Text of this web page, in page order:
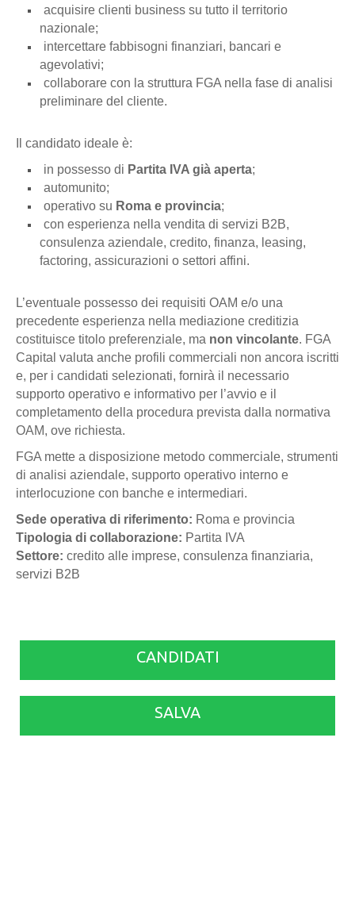
acquisire clienti business su tutto il territorio
nazionale;
intercettare fabbisogni finanziari, bancari e
agevolativi;
collaborare con la struttura FGA nella fase di analisi
preliminare del cliente.
Il candidato ideale è:
in possesso di Partita IVA già aperta;
automunito;
operativo su Roma e provincia;
con esperienza nella vendita di servizi B2B,
consulenza aziendale, credito, finanza, leasing,
factoring, assicurazioni o settori affini.
L’eventuale possesso dei requisiti OAM e/o una
precedente esperienza nella mediazione creditizia
costituisce titolo preferenziale, ma non vincolante. FGA
Capital valuta anche profili commerciali non ancora iscritti
e, per i candidati selezionati, fornirà il necessario
supporto operativo e informativo per l’avvio e il
completamento della procedura prevista dalla normativa
OAM, ove richiesta.
FGA mette a disposizione metodo commerciale, strumenti
di analisi aziendale, supporto operativo interno e
interlocuzione con banche e intermediari.
Sede operativa di riferimento: Roma e provincia
Tipologia di collaborazione: Partita IVA
Settore: credito alle imprese, consulenza finanziaria,
servizi B2B
CANDIDATI
SALVA